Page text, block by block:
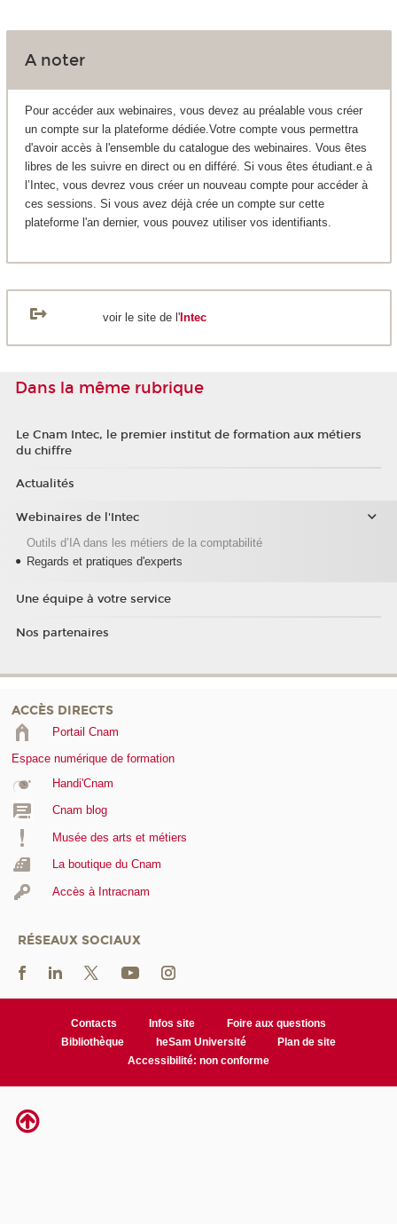
A noter
Pour accéder aux webinaires, vous devez au préalable vous créer
un compte sur la plateforme dédiée.Votre compte vous permettra
d'avoir accès à l'ensemble du catalogue des webinaires. Vous êtes
libres de les suivre en direct ou en différé. Si vous êtes étudiant.e à
l’Intec, vous devrez vous créer un nouveau compte pour accéder à
ces sessions. Si vous avez déjà crée un compte sur cette
plateforme l'an dernier, vous pouvez utiliser vos identifiants.
voir le site de l' Intec
Dans la même rubrique
Le Cnam Intec, le premier institut de formation aux métiers
du chiffre
Actualités
Webinaires de l'Intec
Outils d’IA dans les métiers de la comptabilité
Regards et pratiques d'experts
Une équipe à votre service
Nos partenaires
ACCÈS DIRECTS
Portail Cnam
Espace numérique de formation
Handi'Cnam
Cnam blog
Musée des arts et métiers
La boutique du Cnam
Accès à Intracnam
RÉSEAUX SOCIAUX
Contacts Infos site
Foire aux questions
Bibliothèque
heSam Université
Plan de site
Accessibilité: non conforme